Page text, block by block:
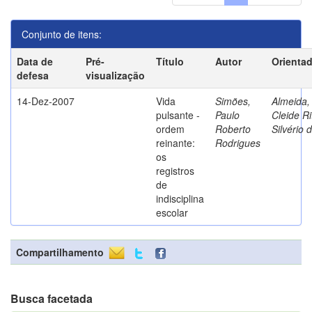
Conjunto de itens:
Data de
defesa
Pré-
visualização
Título Autor
14-Dez-2007
Vida
pulsante -
ordem
reinante:
os
registros
de
indisciplina
escolar
Simões,
Paulo
Roberto
Rodrigues
Almeida,
Cleide
Silvério
Compartilhamento
Busca facetada